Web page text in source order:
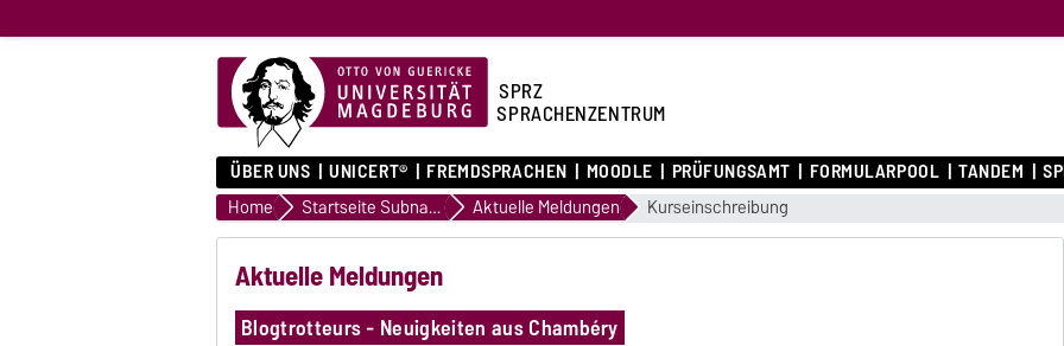
SPRZ
SPRACHENZENTRUM
ÜBER UNS UNICERT® FREMDSPRACHEN MOODLE PRÜFUNGSAMT FORMULARPOOL TANDEM
Home Startseite Subnavigation Aktuelle Meldungen Kurseinschreibung
Aktuelle Meldungen
Blogtrotteurs - Neuigkeiten aus Chambéry